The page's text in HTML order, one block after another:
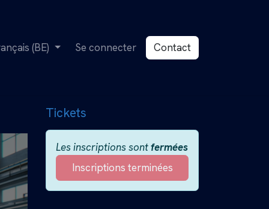
(BE) Se connecter Contact
Tickets
Les inscriptions sontfermées
Inscriptions terminées